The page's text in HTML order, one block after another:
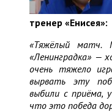
тренер «Енисея»:
«Тяжёлый матч.
«Ленинградка» —
очень тяжело
вырвать эту
выбили с приёма,
что это победа